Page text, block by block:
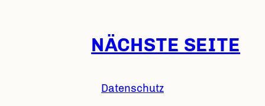
NÄCHSTE SEITE
Datenschutz